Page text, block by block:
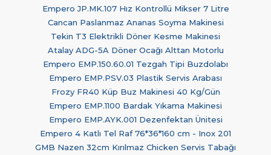
Empero JP.MK.107 Hız Kontrollü Mikser 7 Litre
Cancan Paslanmaz Ananas Soyma Makinesi
Tekin T3 Elektrikli Döner Kesme Makinesi
Atalay ADG-5A Döner Ocağı Alttan Motorlu
Empero EMP.150.60.01 Tezgah Tipi Buzdolabı
Empero EMP.PSV.03 Plastik Servis Arabası
Frozy FR40 Küp Buz Makinesi 40 Kg/Gün
Empero EMP.1100 Bardak Yıkama Makinesi
Empero EMP.AYK.001 Dezenfektan Ünitesi
Empero 4 Katlı Tel Raf 76*36*160 cm - Inox 201
GMB Nazen 32cm Kırılmaz Chicken Servis Tabağı